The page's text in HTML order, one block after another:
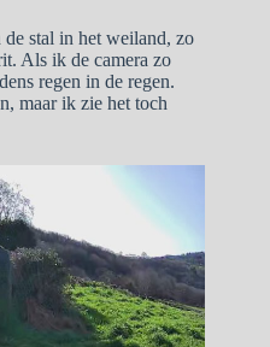
stal in het weiland, zo
Als ik de camera zo
regen in de regen.
maar ik zie het toch